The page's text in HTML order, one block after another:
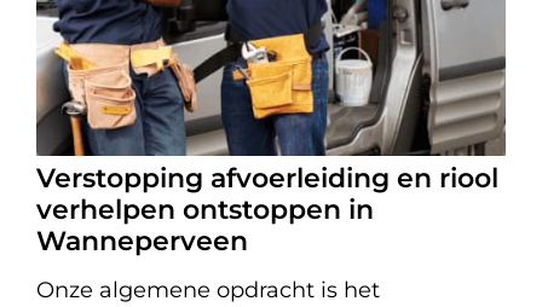
Verstopping afvoerleiding en riool
verhelpen ontstoppen in
Wanneperveen
Onze algemene opdracht is het